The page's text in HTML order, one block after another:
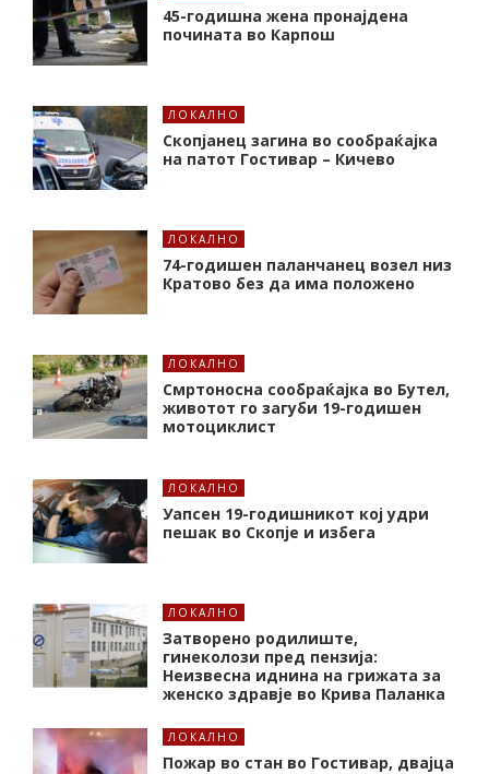
45-годишна жена пронајдена
почината во Карпош
ЛОКАЛНО
Скопјанец загина во сообраќајка
на патот Гостивар – Кичево
ЛОКАЛНО
74-годишен паланчанец возел низ
Кратово без да има положено
ЛОКАЛНО
Смртоносна сообраќајка во Бутел,
животот го загуби 19-годишен
мотоциклист
ЛОКАЛНО
Уапсен 19-годишникот кој удри
пешак во Скопје и избега
ЛОКАЛНО
Затворено родилиште,
гинеколози пред пензија:
Неизвесна иднина на грижата за
женско здравје во Крива Паланка
ЛОКАЛНО
Пожар во стан во Гостивар, двајца